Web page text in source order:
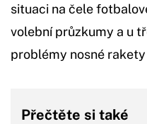
situaci na čele
volební průzkumy a u
problémy nosné
Přečtěte si také